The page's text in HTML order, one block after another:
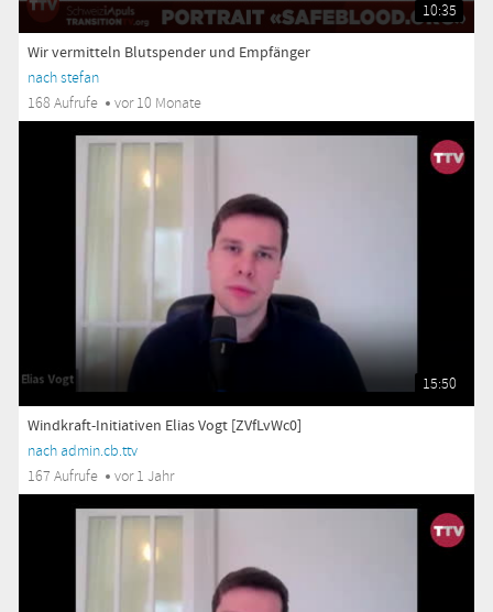
10:35
Wir vermitteln Blutspender und Empfänger
nach stefan
168 Aufrufe
vor 10 Monate
15:50
Windkraft-Initiativen Elias Vogt [ZVfLvWc0]
nach admin.cb.ttv
167 Aufrufe
vor 1 Jahr